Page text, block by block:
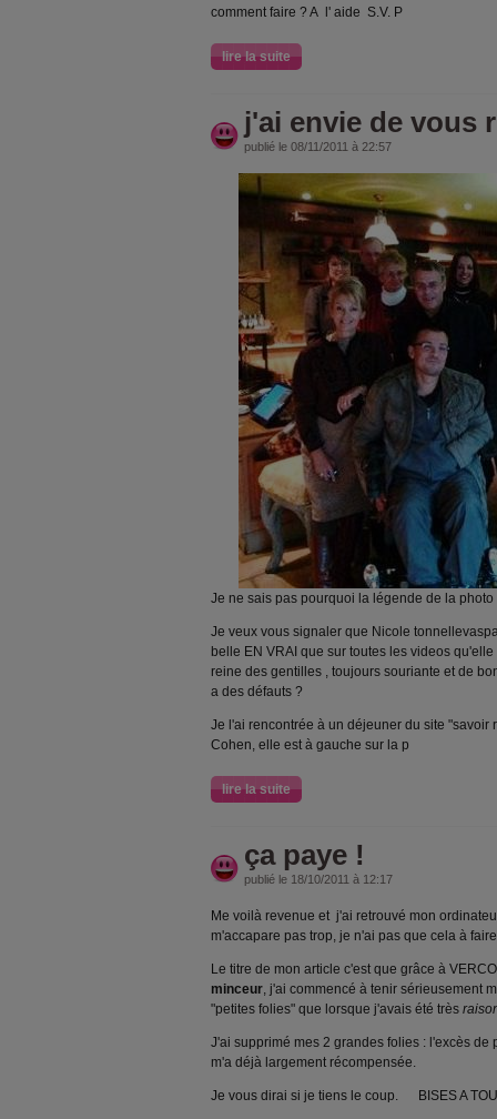
comment faire ? A l' aide S.V. P
lire la suite
j'ai envie de vous
publié le 08/11/2011 à 22:57
Je ne sais pas pourquoi la légende de la
Je veux vous signaler que Nicole
belle EN VRAI que sur toutes les videos
reine des gentilles , toujours souriante et de
a des défauts ?
Je l'ai rencontrée à un déjeuner du site "savoir
Cohen, elle est à gauche sur la p
lire la suite
ça paye !
publié le 18/10/2011 à 12:17
Me voilà revenue et j'ai retrouvé mon
m'accapare pas trop, je n'ai pas que cela à faire
Le titre de mon article c'est que grâce à
minceur, j'ai commencé à tenir sérieusement
"petites folies" que lorsque j'avais été très
J'ai supprimé mes 2 grandes folies : l'excès de
m'a déjà largement récompensée.
Je vous dirai si je tiens le coup. BISES A